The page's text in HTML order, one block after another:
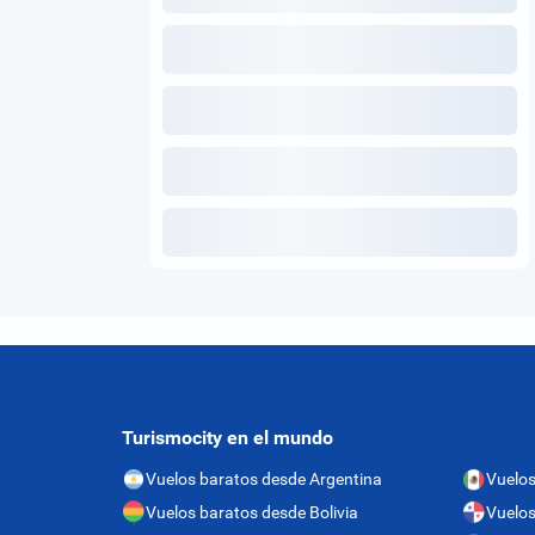
Turismocity en el mundo
Vuelos baratos desde Argentina
Vuelos baratos desde Bolivia